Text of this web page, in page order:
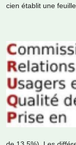
cien établit une